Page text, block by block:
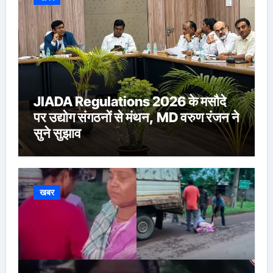
JIADA Regulations 2026 के मसौदे
पर उद्योग संगठनों से मंथन, MD वरुण रंजन ने
सुने सुझाव
खबर